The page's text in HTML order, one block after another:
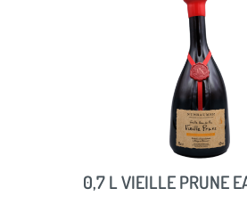
0,7 L VIEILLE PRUNE